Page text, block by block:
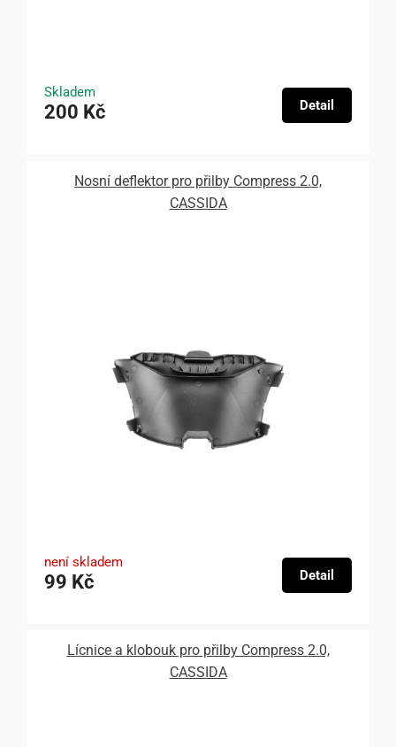
Skladem
200 Kč Detail
Nosní deflektor pro přilby Compress 2.0,
CASSIDA
není skladem
99 Kč Detail
Lícnice a klobouk pro přilby Compress 2.0,
CASSIDA